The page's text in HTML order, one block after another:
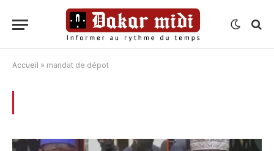
Accueil » mandat de dépot